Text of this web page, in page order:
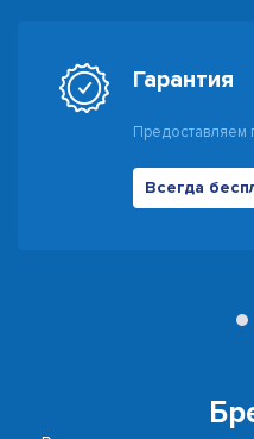
Гарантия
Предоставляем
Всегда